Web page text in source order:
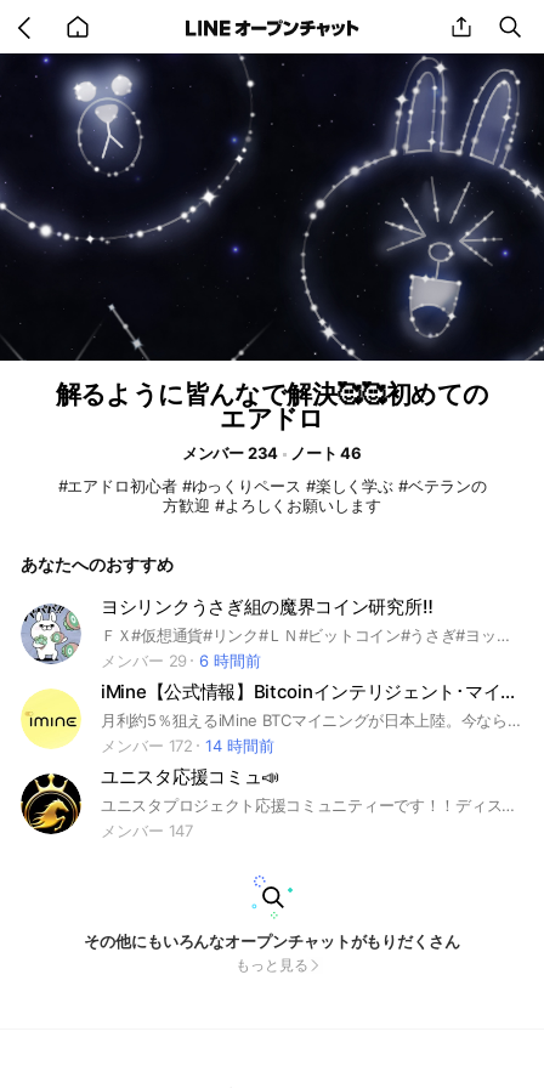
back
to
home
share
解るように皆んなで解決🥰🥰初めての
エアドロ
メンバー 234
ノート 46
#エアドロ初心者 #ゆっくりペース #楽しく学ぶ #ベテランの
方歓迎 #よろしくお願いします
あなたへのおすすめ
ヨシリンクうさぎ組の魔界コイン研究所‼️
ＦＸ#仮想通貨#リンク#ＬＮ#ビットコイン#うさぎ#ヨッシースタンプ#ビットマックス#ペンギン#経済情報#雑談#ＣＦＤ#3MA#ＴＺＲ#宝くじ#クリプト#暗号資産#フィンシア#ＦＮＳＡ#外為#スワップ#投資#エアドロ#メタマスク
メンバー 29
6 時間前
iMine【公式情報】Bitcoinインテリジェント･マイニング
月利約5％狙えるiMine BTCマイニングが日本上陸。今なら、ハッシュパワープレゼントにマイニング期間のプレゼントなど、お得にBTCマイニングを始めることができます。 #iMine #miningcity #Bitcoin #mining #Bitcoinvault #ELCASH #ビットコイン #ビットコインボルト #エレクトリックキャッシュ
メンバー 172
14 時間前
ユニスタ応援コミュ📣
ユニスタプロジェクト応援コミュニティーです！！ディスコード難しいのでこっちでも情報共有できたら嬉しいです！
メンバー 147
その他にもいろんなオープンチャットがもりだくさん
もっと見る